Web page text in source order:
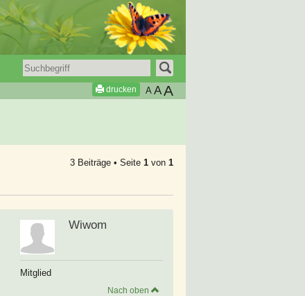
drucken A AA
3 Beiträge • Seite 1 von 1
Wiwom
Mitglied
Nach oben